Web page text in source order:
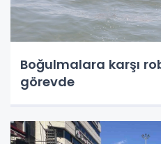
Boğulmalara karşı
görevde